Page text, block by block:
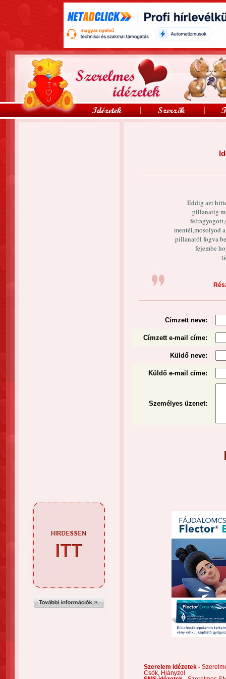
Eddig azt
pillanatig
mentél,mosolyod
pillanatól fogva
fejembe
Címzett neve:
Címzett e-mail címe:
Küldő neve:
Küldő e-mail címe:
Személyes üzenet:
Szerelem idézetek -
Csók,
Hiányzol